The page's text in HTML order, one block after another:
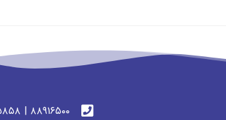
٨٨٩١٦٥٠٠ | ٨٨٩١٥٨٥٨